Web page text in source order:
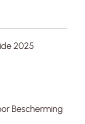
2025
Bescherming